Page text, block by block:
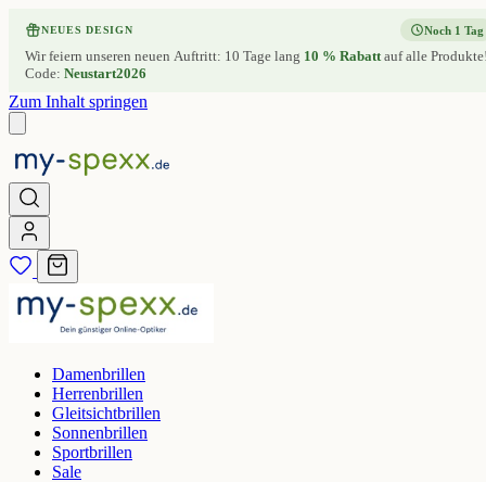
NEUES DESIGN
Wir feiern unseren neuen Auftritt: 10 Tage lang 10 % Rabattauf alle
Code: Neustart2026
Noch 1 Tag
Zum Inhalt springen
Damenbrillen
Herrenbrillen
Gleitsichtbrillen
Sonnenbrillen
Sportbrillen
Sale